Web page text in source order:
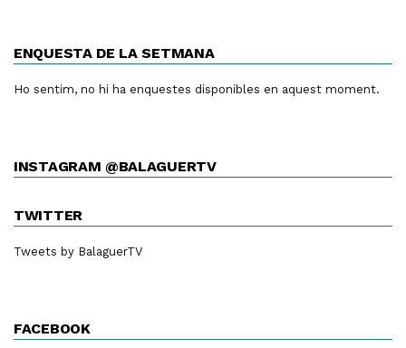
ENQUESTA DE LA SETMANA
Ho sentim, no hi ha enquestes disponibles en aquest moment.
INSTAGRAM @BALAGUERTV
TWITTER
Tweets by BalaguerTV
FACEBOOK